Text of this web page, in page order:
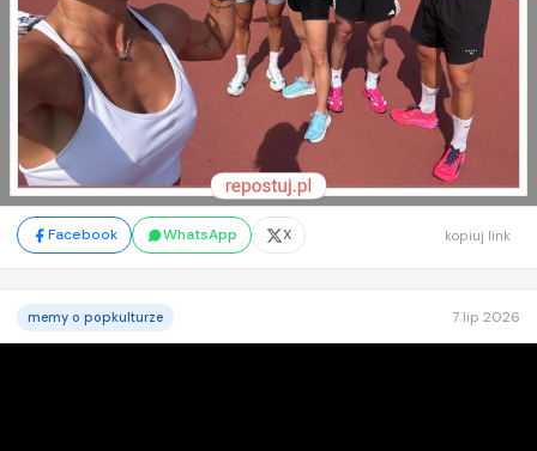
Facebook WhatsApp X kopiuj link
memy o popkulturze 7 lip 2026